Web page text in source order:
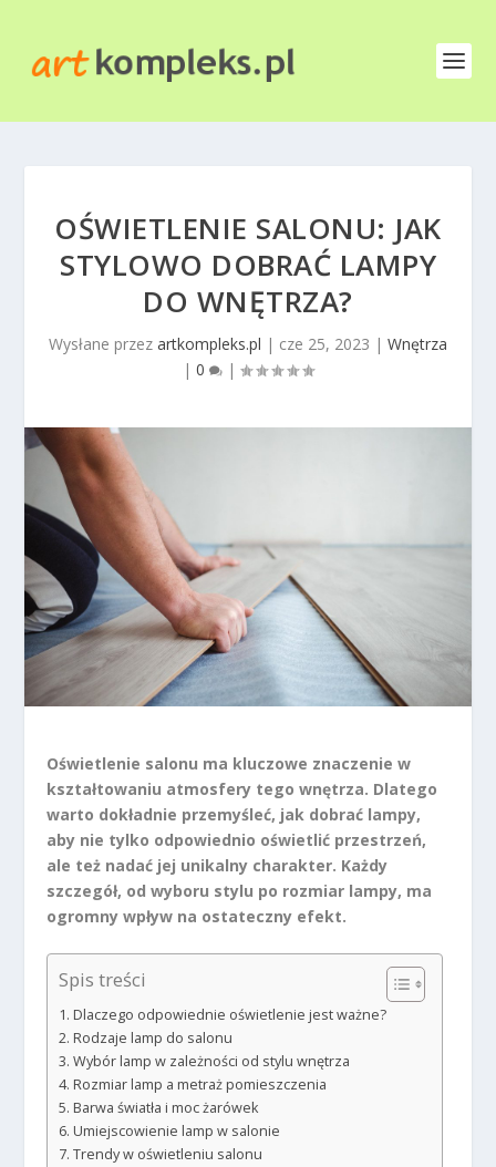
OŚWIETLENIE SALONU: JAK
STYLOWO DOBRAĆ LAMPY
DO WNĘTRZA?
Wysłane przez artkompleks.pl | cze 25, 2023 | Wnętrza
| 0 |
Oświetlenie salonu ma kluczowe znaczenie w
kształtowaniu atmosfery tego wnętrza. Dlatego
warto dokładnie przemyśleć, jak dobrać lampy,
aby nie tylko odpowiednio oświetlić przestrzeń,
ale też nadać jej unikalny charakter. Każdy
szczegół, od wyboru stylu po rozmiar lampy, ma
ogromny wpływ na ostateczny efekt.
Spis treści
Dlaczego odpowiednie oświetlenie jest ważne?
Rodzaje lamp do salonu
Wybór lamp w zależności od stylu wnętrza
Rozmiar lamp a metraż pomieszczenia
Barwa światła i moc żarówek
Umiejscowienie lamp w salonie
Trendy w oświetleniu salonu